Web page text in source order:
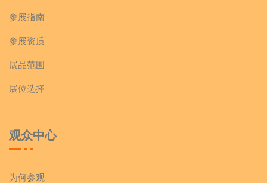
参展指南
参展资质
展品范围
展位选择
观众中心
为何参观